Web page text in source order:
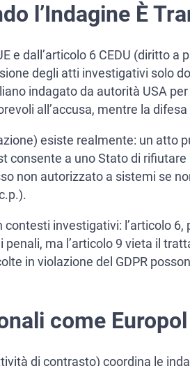
l’Indagine È
e dall’articolo 6 CEDU (diritto
degli atti investigativi solo
indagato da autorità USA
all’accusa, mentre la
esiste realmente: un atto
consente a uno Stato di
non autorizzato a sistemi se
investigativi: l’articolo
ma l’articolo 9 vieta il
in violazione del GDPR
come
di contrasto) coordina le